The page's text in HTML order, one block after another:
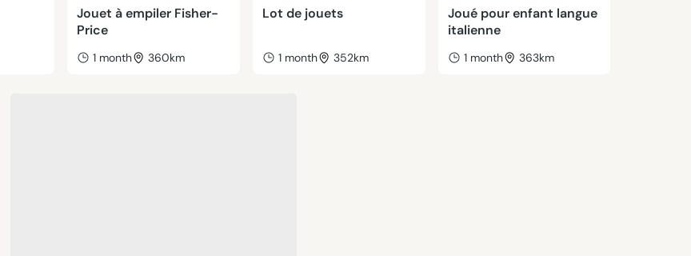
Jouet à empiler Fisher-
Price
1 month 360km
Lot de jouets
1 month 352km
Joué pour enfant langue
italienne
1 month 363km